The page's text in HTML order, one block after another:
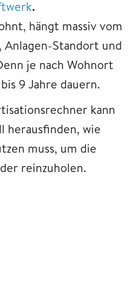
.
hängt massiv vom
Standort und
je nach Wohnort
9 Jahre dauern.
kann
herausfinden, wie
muss, um die
reinzuholen.